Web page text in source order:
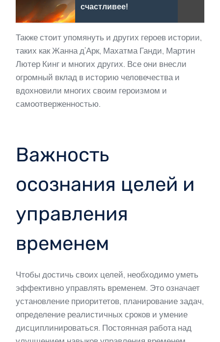
счастливее!
Также стоит упомянуть и других героев истории,
таких как Жанна д’Арк, Махатма Ганди, Мартин
Лютер Кинг и многих других. Все они внесли
огромный вклад в историю человечества и
вдохновили многих своим героизмом и
самоотверженностью.
Важность
осознания целей и
управления
временем
Чтобы достичь своих целей, необходимо уметь
эффективно управлять временем. Это означает
установление приоритетов, планирование задач,
определение реалистичных сроков и умение
дисциплинироваться. Постоянная работа над